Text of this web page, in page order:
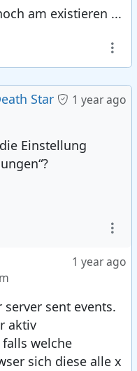
am existieren ...
Star 1 year ago
die Einstellung
1 year ago
server sent events.
aktiv
welche
sich diese alle x